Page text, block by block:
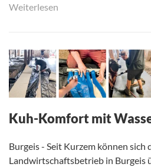
Weiterlesen
Kuh-Komfort mit
Burgeis - Seit Kurzem können sich
Landwirtschaftsbetrieb in Burgeis